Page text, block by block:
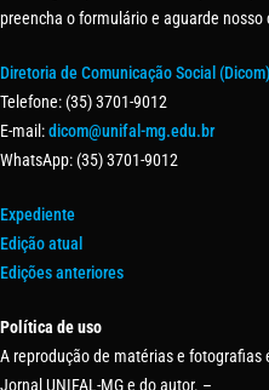
preencha o formulário e aguarde nosso
Diretoria de Comunicação Social (Dicom)
Telefone: (35) 3701-9012
E-mail:dicom@unifal-mg.edu.br
WhatsApp: (35) 3701-9012
Expediente
Edição atual
Edições anteriores
Política de uso
A reprodução de matérias e fotografias
Jornal UNIFAL-MG e do autor. –